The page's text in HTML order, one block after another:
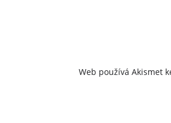
Web používá Akismet